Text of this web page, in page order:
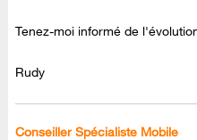
Tenez-moi informé de
Rudy
Conseiller Spécialiste Mobile